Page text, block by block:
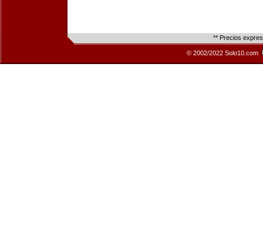
** Precios
© 2002/2022 Solo10.com